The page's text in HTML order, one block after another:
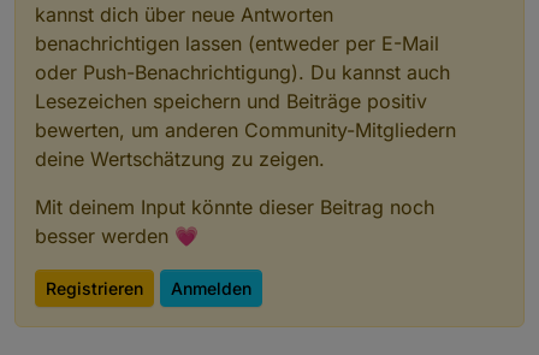
kannst dich über neue Antworten
benachrichtigen lassen (entweder per E-Mail
oder Push-Benachrichtigung). Du kannst auch
Lesezeichen speichern und Beiträge positiv
bewerten, um anderen Community-Mitgliedern
deine Wertschätzung zu zeigen.
Mit deinem Input könnte dieser Beitrag noch
besser werden 💗
Registrieren Anmelden